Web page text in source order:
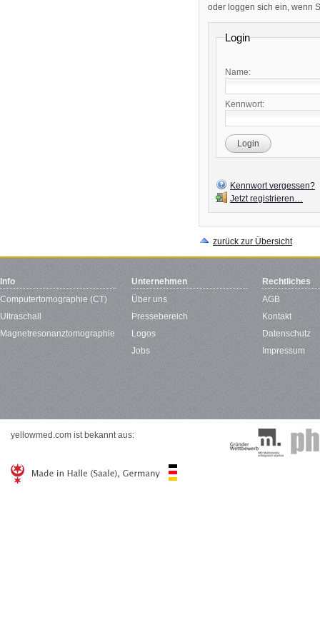
oder loggen sich ein, wenn
Login
Name:
Kennwort:
Login
Kennwort vergessen?
Jetzt registrieren…
zurück zur Übersicht
Info
Computertomographie (CT)
Ultraschall
Magnetresonanztomographie
Unternehmen
Über uns
Pressebereich
Logos
Jobs
Rechtliches
AGB
Kontakt
Datenschutz
Impressum
yellowmed.com ist bekannt aus: